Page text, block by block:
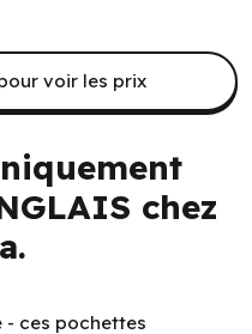
chez
- ces pochettes
voir les prix